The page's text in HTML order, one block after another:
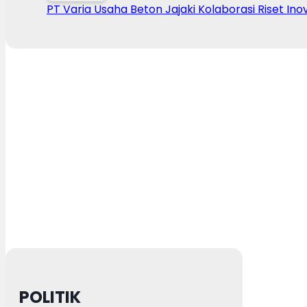
PT Varia Usaha Beton Jajaki Kolaborasi Riset
POLITIK